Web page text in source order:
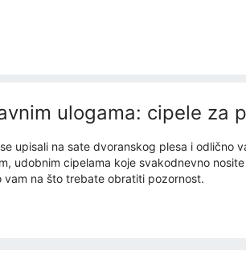
ulogama: cipele za
upisali na sate dvoranskog plesa i odlično
udobnim cipelama koje svakodnevno
vam na što trebate obratiti pozornost.